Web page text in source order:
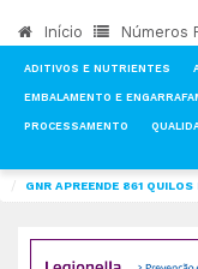
Início Números
ADITIVOS E NUTRIENTES
EMBALAMENTO E
PROCESSAMENTO
GNR APREENDE 861